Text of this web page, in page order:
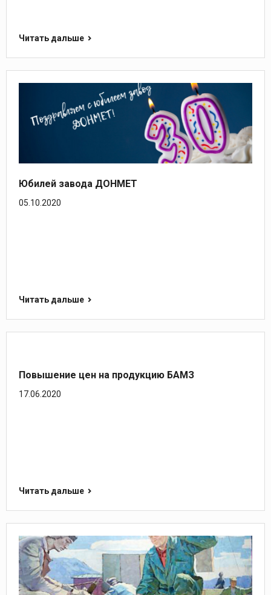
Читать дальше
Юбилей завода ДОНМЕТ
05.10.2020
Читать дальше
Повышение цен на продукцию БАМЗ
17.06.2020
Читать дальше